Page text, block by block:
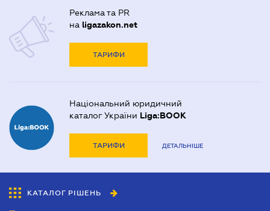
Реклама та PR
на ligazakon.net
ТАРИФИ
Національний юридичний
каталог України Liga:BOOK
ТАРИФИ ДЕТАЛЬНІШЕ
КАТАЛОГ РІШЕНЬ